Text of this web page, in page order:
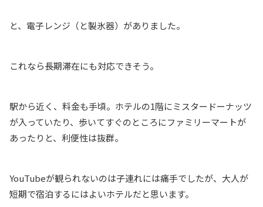
と、電子レンジ（と製氷器）がありました。
これなら長期滞在にも対応できそう。
駅から近く、料金も手頃。ホテルの1階にミスタードーナッツ
が入っていたり、歩いてすぐのところにファミリーマートが
あったりと、利便性は抜群。
YouTubeが観られないのは子連れには痛手でしたが、大人が
短期で宿泊するにはよいホテルだと思います。